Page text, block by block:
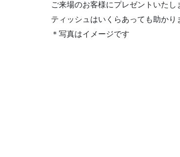
ご来場のお客様にプレゼントいたし
ティッシュはいくらあっても助かり
＊写真はイメージです